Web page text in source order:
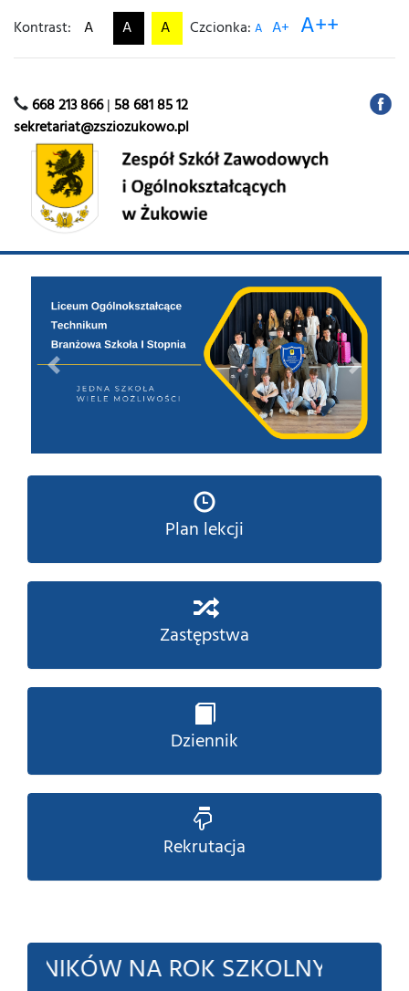
Kontrast: A A A Czcionka: A A+ A++
668 213 866| 58 681 85 12
sekretariat@zsziozukowo.pl
Previous Next
Plan lekcji
Zastępstwa
Dziennik
Rekrutacja
NA ROK SZKOLNY 2026-2027